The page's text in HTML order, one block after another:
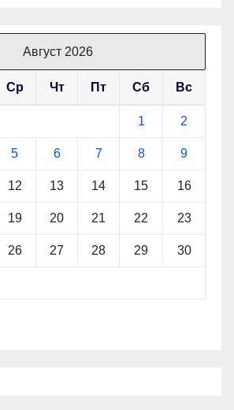
Август 2026
Ср Чт Пт Сб Вс
1 2
5 6 7 8 9
12 13 14 15 16
19 20 21 22 23
26 27 28 29 30